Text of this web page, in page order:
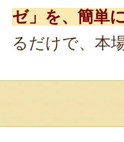
ゼ」を、簡単
るだけで、本